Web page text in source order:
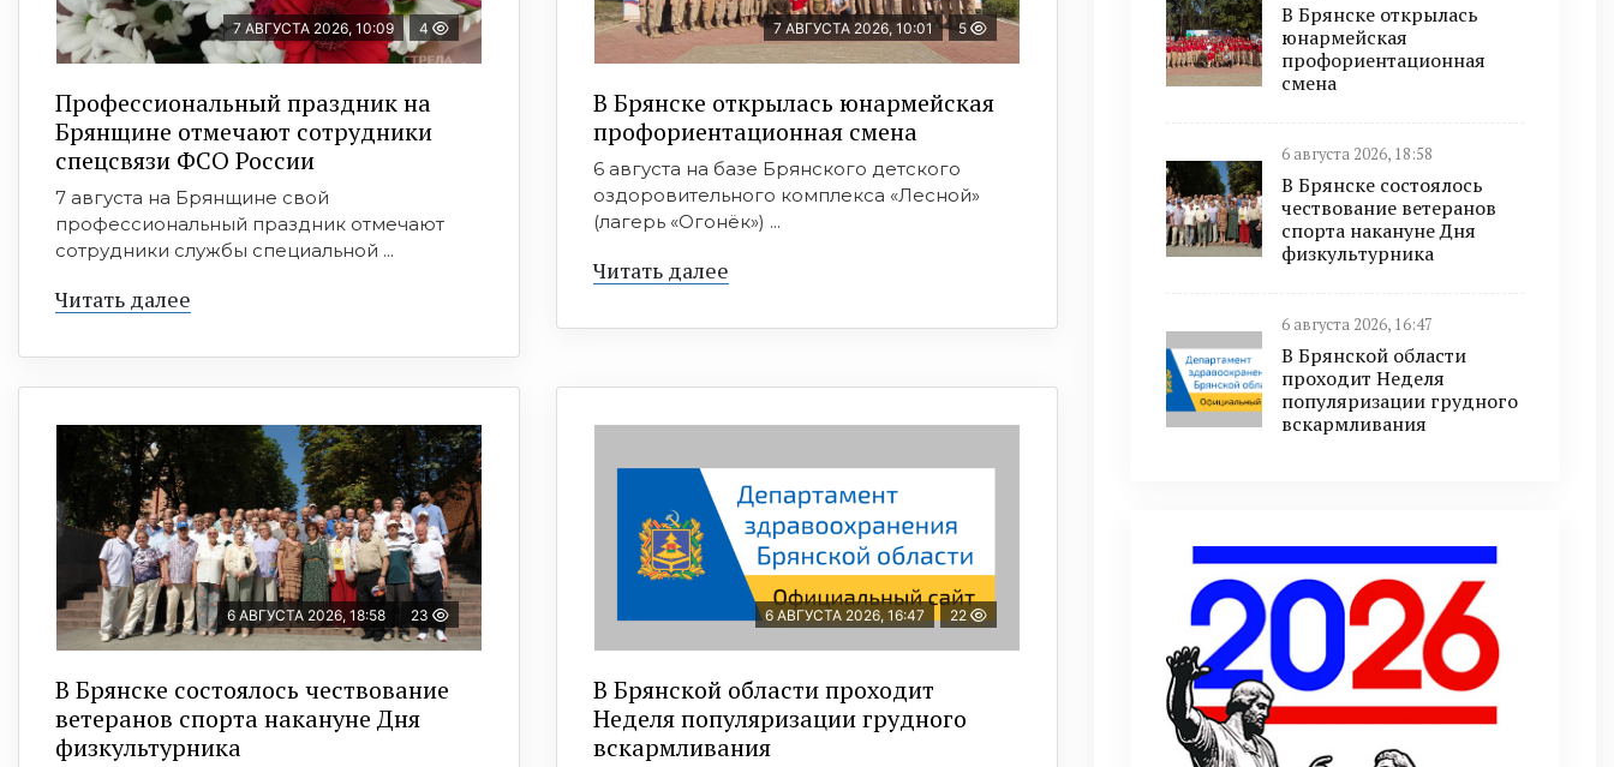
7 АВГУСТА 2026, 10:09 4
Профессиональный праздник на
Брянщине отмечают сотрудники
спецсвязи ФСО России
7 августа на Брянщине свой
профессиональный праздник отмечают
сотрудники службы специальной ...
Читать далее
7 АВГУСТА 2026, 10:01 5
В Брянске открылась юнармейская
профориентационная смена
6 августа на базе Брянского детского
оздоровительного комплекса «Лесной»
(лагерь «Огонёк») ...
Читать далее
6 АВГУСТА 2026, 18:58 23
В Брянске состоялось чествование
ветеранов спорта накануне Дня
физкультурника
6 АВГУСТА 2026, 16:47 22
В Брянской области проходит
Неделя популяризации грудного
вскармливания
В Брянске открылась
юнармейская
профориентационная
смена
6 августа 2026, 18:58
В Брянске состоялось
чествование ветеранов
спорта накануне Дня
физкультурника
6 августа 2026, 16:47
В Брянской области
проходит Неделя
популяризации грудного
вскармливания